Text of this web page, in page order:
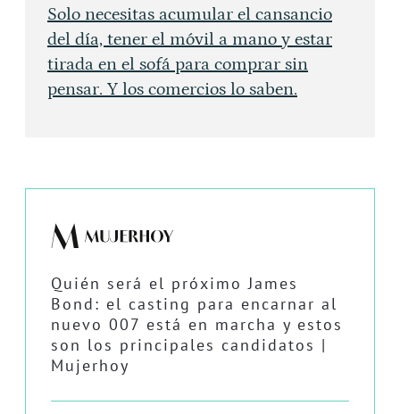
Solo necesitas acumular el cansancio
del día, tener el móvil a mano y estar
tirada en el sofá para comprar sin
pensar. Y los comercios lo saben.
Quién será el próximo James
Bond: el casting para encarnar al
nuevo 007 está en marcha y estos
son los principales candidatos |
Mujerhoy